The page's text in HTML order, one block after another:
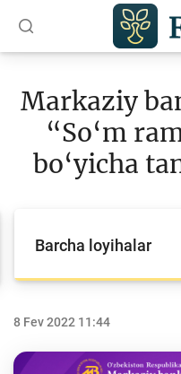
Maqolalar
O‘quv
Olimpiadalar va
Markaziy
“So‘m
bo‘yicha
Barcha loyihalar
8 Fev 2022 11:44